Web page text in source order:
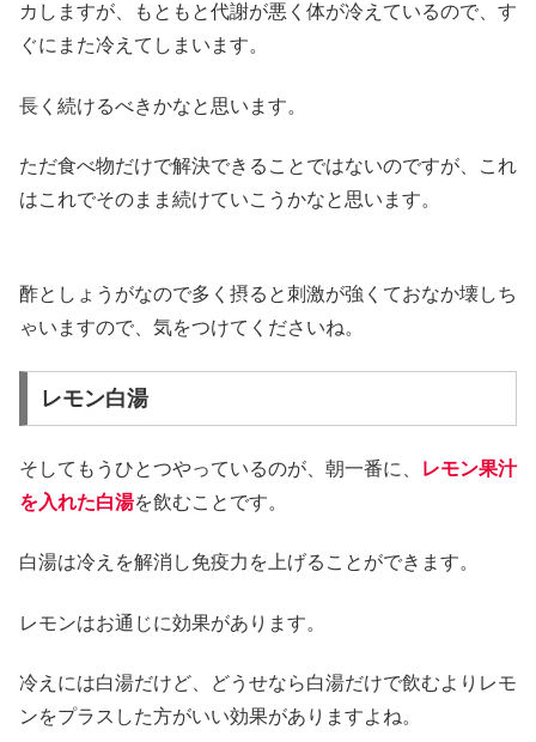
カしますが、もともと代謝が悪く体が冷えているので、す
ぐにまた冷えてしまいます。
長く続けるべきかなと思います。
ただ食べ物だけで解決できることではないのですが、これ
はこれでそのまま続けていこうかなと思います。
酢としょうがなので多く摂ると刺激が強くておなか壊しち
ゃいますので、気をつけてくださいね。
レモン白湯
そしてもうひとつやっているのが、朝一番に、
レモン果汁
を入れた白湯を飲むことです。
白湯は冷えを解消し免疫力を上げることができます。
レモンはお通じに効果があります。
冷えには白湯だけど、どうせなら白湯だけで飲むよりレモ
ンをプラスした方がいい効果がありますよね。